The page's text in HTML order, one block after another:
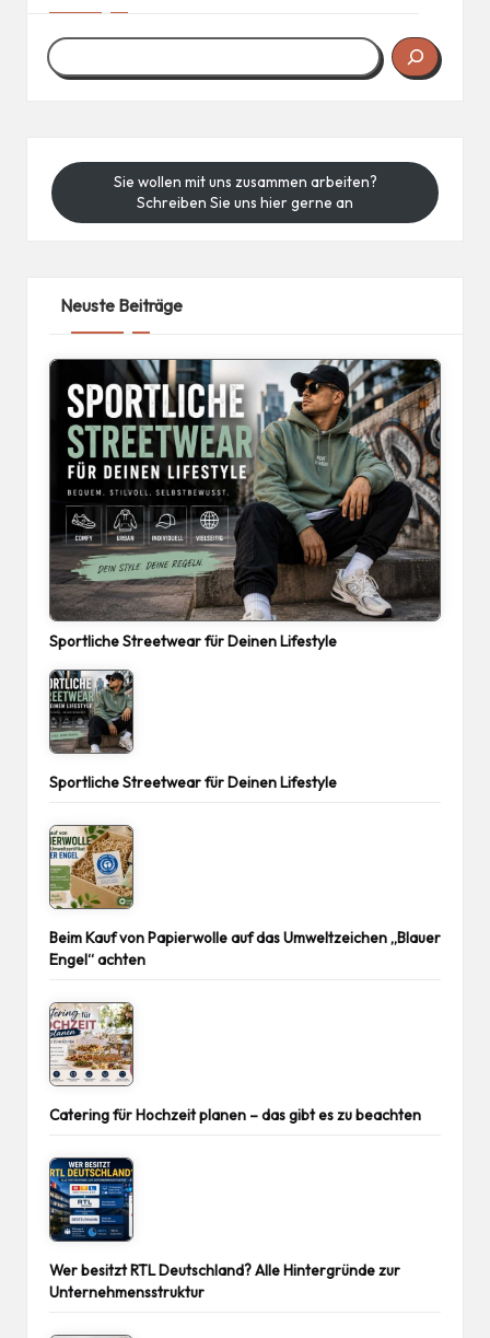
Sie wollen mit uns zusammen arbeiten?
Schreiben Sie uns hier gerne an
Neuste Beiträge
Sportliche Streetwear für Deinen Lifestyle
Sportliche Streetwear für Deinen Lifestyle
Beim Kauf von Papierwolle auf das Umweltzeichen „Blauer
Engel“ achten
Catering für Hochzeit planen – das gibt es zu beachten
Wer besitzt RTL Deutschland? Alle Hintergründe zur
Unternehmensstruktur